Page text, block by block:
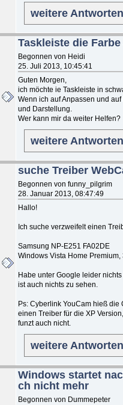
weitere
Taskleiste die
Begonnen von Heidi
25. Juli 2013, 10:45:41
Guten Morgen,
ich möchte ie Taskleiste in
Wenn ich auf Anpassen und
und Darstellung.
Wer kann mir da weiter Helfen?
weitere
suche Treiber
Begonnen von funny_pilgrim
28. Januar 2013, 08:47:49
Hallo!
Ich suche verzweifelt einen
Samsung NP-E251 FA02DE
Windows Vista Home Premium,
Habe unter Google leider
ist auch nichts zu sehen.
Ps: Cyberlink YouCam hieß
einen Treiber für die XP
funzt auch nicht.
weitere
Windows startet
ch nicht mehr
Begonnen von Dummepeter